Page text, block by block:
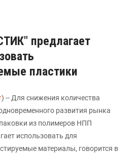
предлагает
пластики
) -- Для снижения количества
развития рынка
из полимеров НПП
использовать для
материалы, говорится в